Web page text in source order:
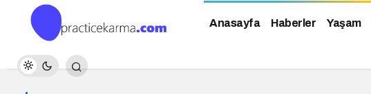
Anasayfa Haberler Yaşam